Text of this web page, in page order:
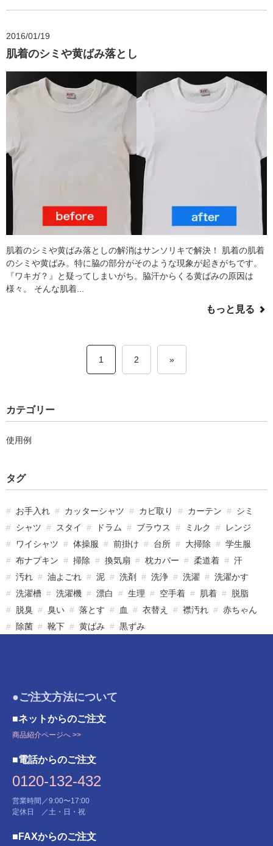
2016/01/19
肌着のシミや黄ばみ落とし
肌着のシミや黄ばみ落としの解消はサンソリキで解決！ 肌着の肌着
のシミや黄ばみ。特に脇の部分がそのような現象が起きがちです。
『ワキガ？』と疑ってしまいがち。脇汗からくる黄ばみの原因は
様々。 そんな肌着...
もっと見る
1 2 »
カテゴリー
使用例
タグ
お手入れ カッターシャツ カビ取り カーテン
シミ
シャツ
スタイ ドラム ブラウス ミルク
レンジ
ワイシャツ
体操服 前掛け 台所 大掃除
学生服
布ナプキン
掃除 換気扇 枕カバー 柔道着
汗
汚れ
油よごれ 泥 洗剤 洗浄 洗濯
洗濯かす
洗濯槽
洗濯機 漂白 生理 空手着 肌着
脱脂
脱臭
臭い 落とす 血 衣替え 襟汚れ
赤ちゃん
除菌
靴下 黄ばみ 黒ずみ
●ご注文方法について
■ネットからのご注文
商品紹介ページへ >>
■電話からのご注文
0120-132-432
営業時間／9:00〜17:00
定休日 ／土・日・祝
■FAXからのご注文